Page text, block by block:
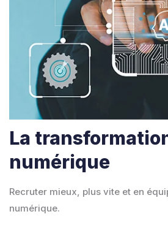
La
numérique
Recruter mieux, plus vite et en
numérique.